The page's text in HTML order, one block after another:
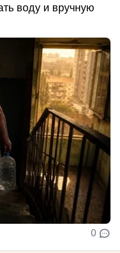
воду и вручную
0